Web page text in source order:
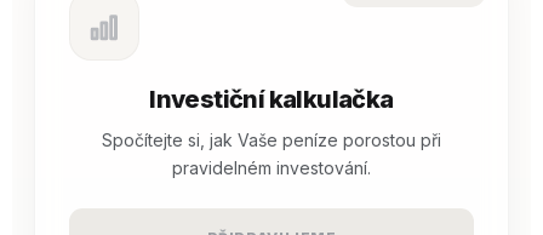
Investiční kalkulačka
Spočítejte si, jak Vaše peníze porostou při
pravidelném investování.